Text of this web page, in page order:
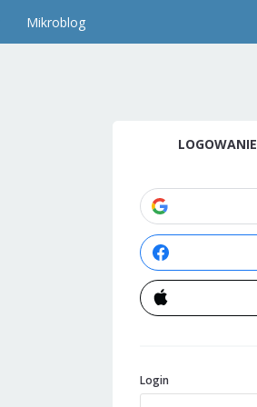
Mikroblog
LOGOWANIE
Login